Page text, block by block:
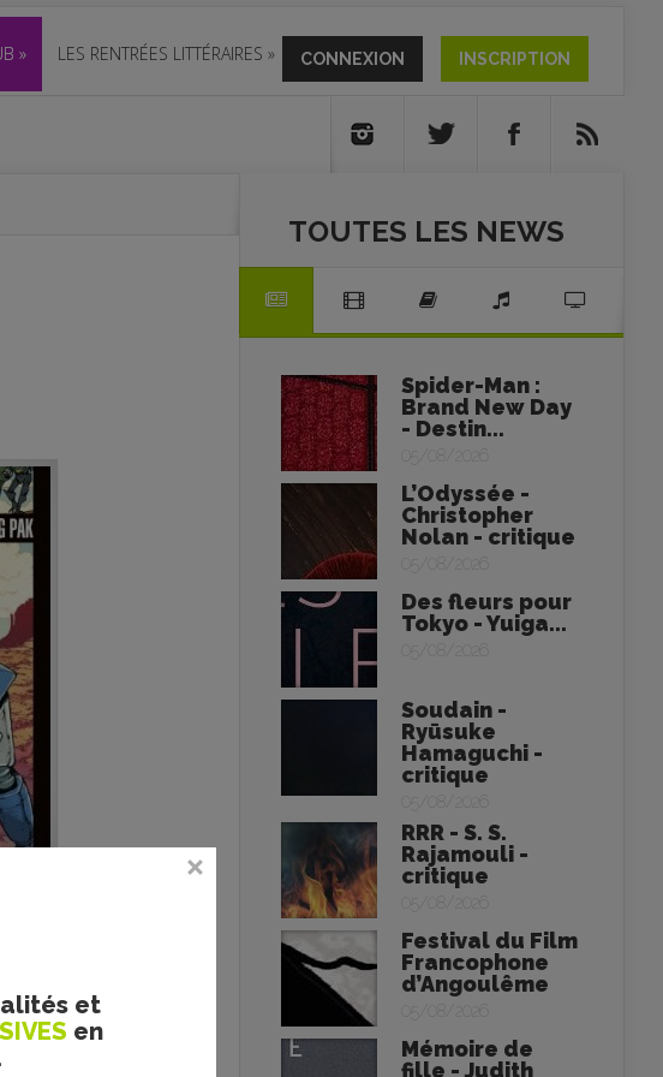
» LES RENTRÉES LITTÉRAIRES » CONNEXION INSCRIPTION
et
en
TOUTES LES NEWS
Spider-Man :
Brand New Day
- Destin...
05/08/2026
L’Odyssée -
Christopher
Nolan - critique
05/08/2026
Des fleurs pour
Tokyo - Yuiga...
05/08/2026
Soudain -
Ryūsuke
Hamaguchi -
critique
05/08/2026
RRR - S. S.
Rajamouli -
critique
05/08/2026
Festival du Film
Francophone
d’Angoulême
05/08/2026
Mémoire de
fille - Judith